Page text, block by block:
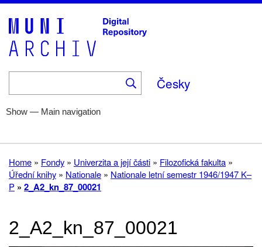
main
Česky
Main
Show — Main navigation
Breadcrumb
Home Fondy Univerzita a její části
Filozofická fakulta
Úřední knihy
Nationale
Nationale letní semestr 1946/1947 K–
P
2_A2_kn_87_00021
2_A2_kn_87_00021